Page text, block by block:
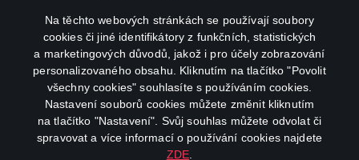
Na těchto webových stránkách se používají soubory
cookies či jiné identifikátory z funkčních, statistických
a marketingových důvodů, jakož i pro účely zobrazování
personalizovaného obsahu. Kliknutím na tlačítko "Povolit
všechny cookies" souhlasíte s používáním cookies.
Nastavení souborů cookies můžete změnit kliknutím
na tlačítko "Nastavení". Svůj souhlas můžete odvolat či
spravovat a více informací o používání cookies najdete
ZDE
facebookinstagram
youtube